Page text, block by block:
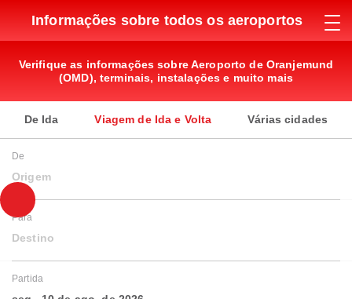
Informações sobre todos os aeroportos
Verifique as informações sobre Aeroporto de Oranjemund
(OMD), terminais, instalações e muito mais
De Ida Viagem de Ida e Volta Várias cidades
De
Origem
Para
Destino
Partida